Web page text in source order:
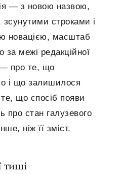
— з новою назвою,
строками і
новацією, масштаб
за межі редакційної
про те, що
і що залишилося
що спосіб появи
про стан галузевого
ніж її зміст.
тиші